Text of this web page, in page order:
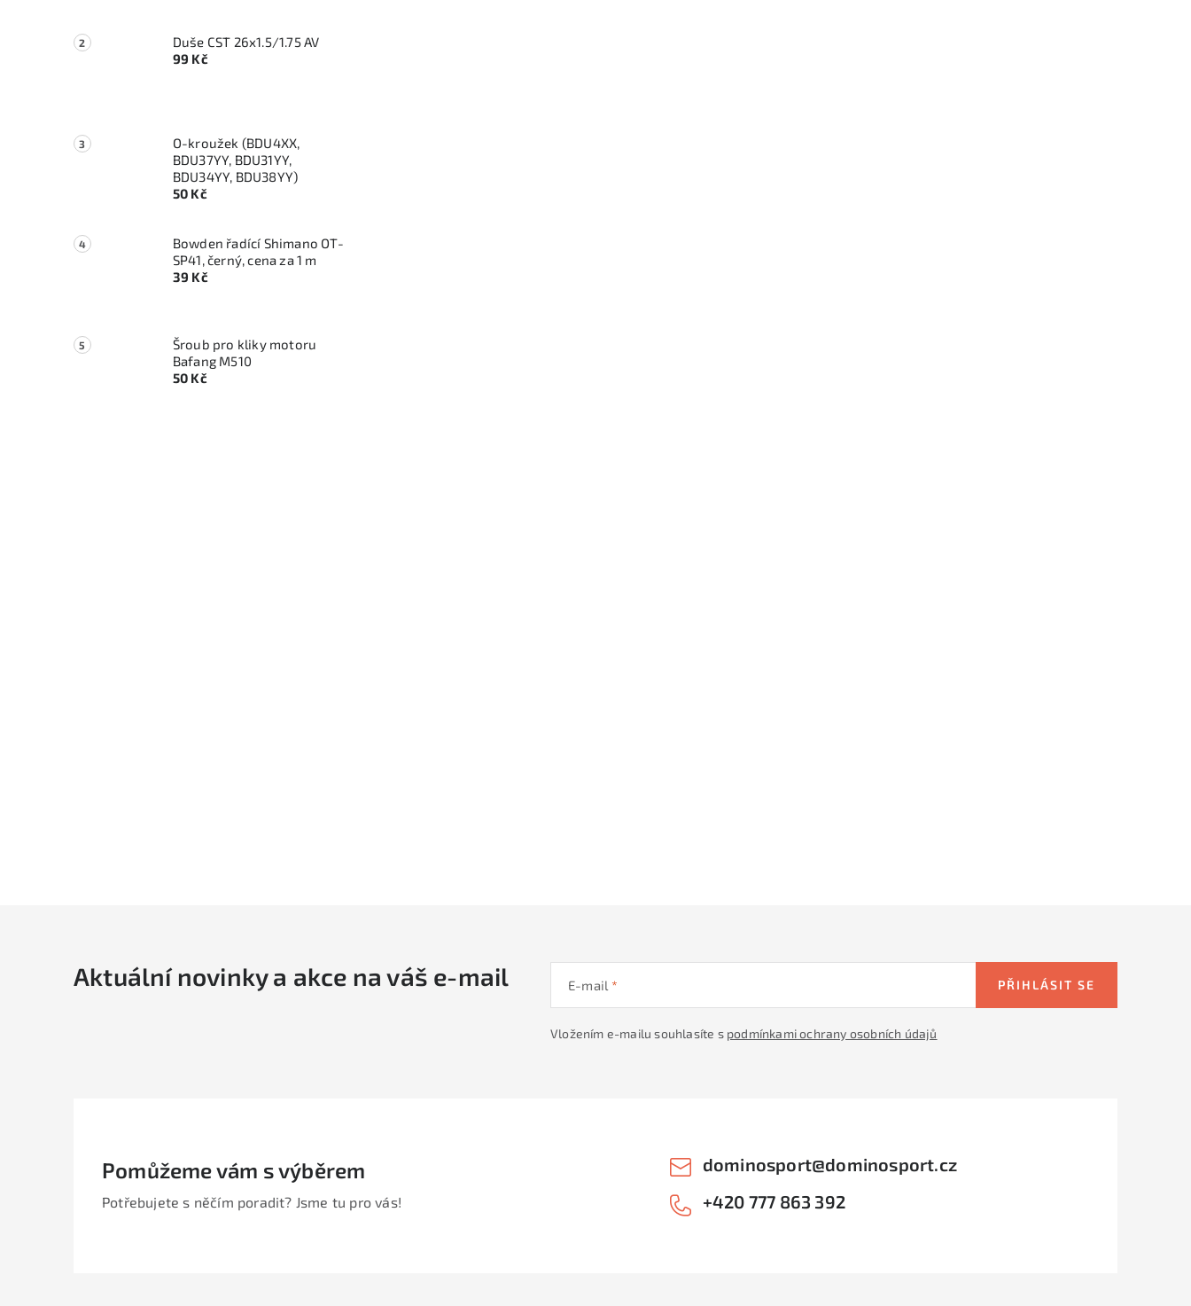
Duše CST 26x1.5/1.75 AV
99 Kč
O-kroužek (BDU4XX,
BDU37YY, BDU31YY,
BDU34YY, BDU38YY)
50 Kč
Bowden řadící Shimano OT-
SP41, černý, cena za 1 m
39 Kč
Šroub pro kliky motoru
Bafang M510
50 Kč
Aktuální novinky a akce na váš e-mail E-mail
Vložením e-mailu souhlasíte s podmínkami ochrany osobních údajů
PŘIHLÁSIT SE
Pomůžeme vám s výběrem
Potřebujete s něčím poradit? Jsme tu pro vás!
dominosport@dominosport.cz
+420 777 863 392